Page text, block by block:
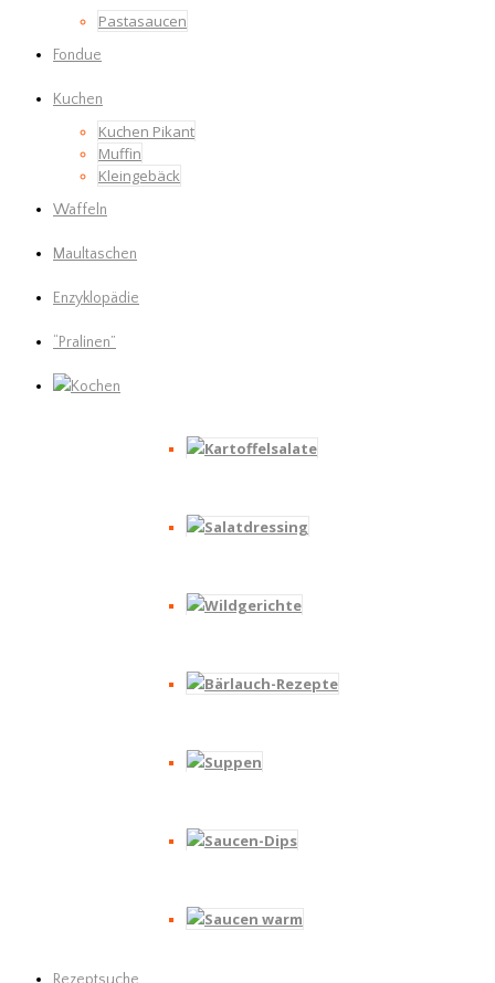
Pastasaucen
Fondue
Kuchen
Kuchen Pikant
Muffin
Kleingebäck
Waffeln
Maultaschen
Enzyklopädie
“Pralinen”
Kochen
Kartoffelsalate
Salatdressing
Wildgerichte
Bärlauch-Rezepte
Suppen
Saucen-Dips
Saucen warm